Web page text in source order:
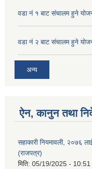
वडा नं १ बाट संचालम हुने
वडा नं २ बाट संचालम हुने
अन्य
ऐन, कानुन तथा
सहाकारी नियमावली, २०७६
(राजपत्र)
मिति: 05/19/2025 - 10:51